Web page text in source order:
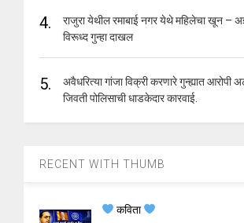
4.
राजुरा येथील रमाबाई नगर येथे महिलेचा खून –
विरूध्द गुन्हा दाखल
5.
अवैधरित्या गांजा विक्री करणारे गुन्ह्यात आरोपी
जिवती पोलिसाची धाडकेदार कारवाई.
RECENT WITH THUMB
कविता